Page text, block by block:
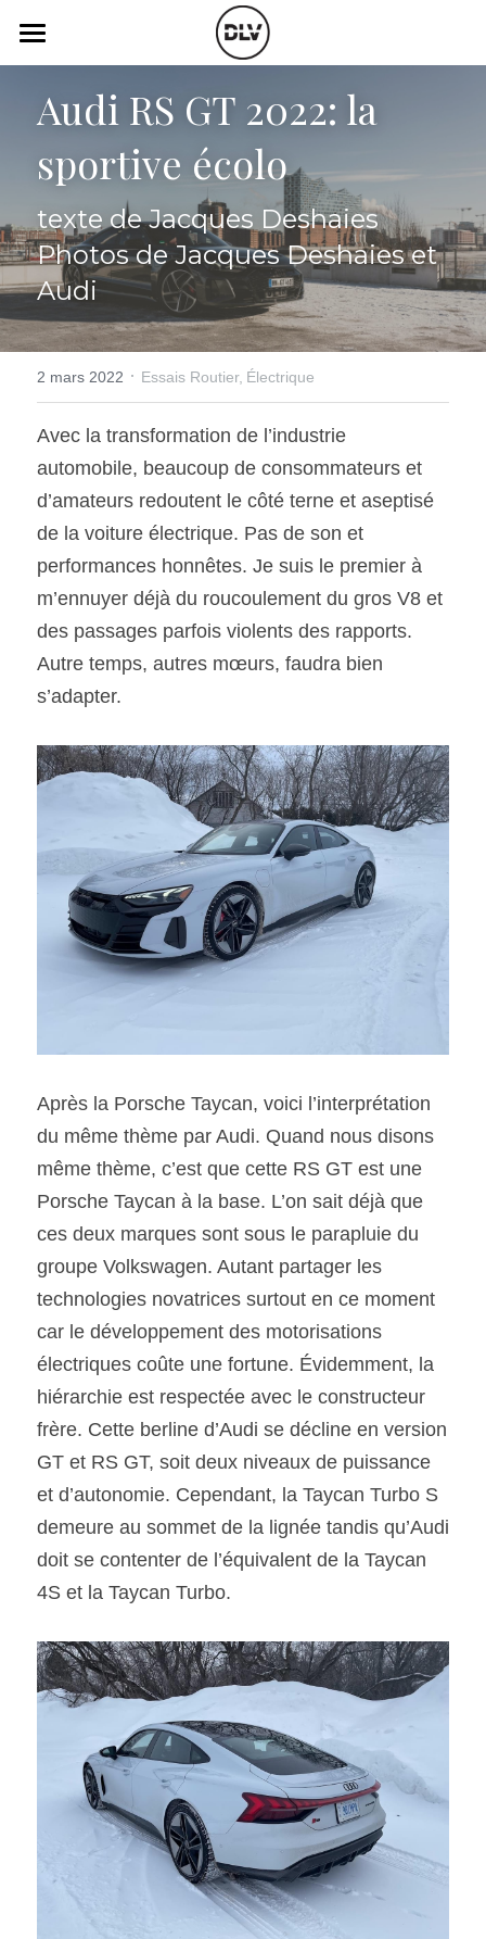
Actualité Auto
Électrique
Histoire de chars
Art Automobile
Essais Routier
Opinion
Vidéo
Podcast
Radio FM
Télé RDS
Simulateur
Assurance
Rechercher
SOUMISSION RAPIDE
ASSURANCE
Audi RS GT 2022: la
sportive écolo
texte de Jacques Deshaies
Photos de Jacques Deshaies et
Audi
2 mars 2022 · Essais Routier, Électrique
Avec la transformation de l’industrie
automobile, beaucoup de consommateurs et
d’amateurs redoutent le côté terne et aseptisé
de la voiture électrique. Pas de son et
performances honnêtes. Je suis le premier à
m’ennuyer déjà du roucoulement du gros V8 et
des passages parfois violents des rapports.
Autre temps, autres mœurs, faudra bien
s’adapter.
Après la Porsche Taycan, voici l’interprétation
du même thème par Audi. Quand nous disons
même thème, c’est que cette RS GT est une
Porsche Taycan à la base. L’on sait déjà que
ces deux marques sont sous le parapluie du
groupe Volkswagen. Autant partager les
technologies novatrices surtout en ce moment
car le développement des motorisations
électriques coûte une fortune. Évidemment, la
hiérarchie est respectée avec le constructeur
frère. Cette berline d’Audi se décline en version
GT et RS GT, soit deux niveaux de puissance
et d’autonomie. Cependant, la Taycan Turbo S
demeure au sommet de la lignée tandis qu’Audi
doit se contenter de l’équivalent de la Taycan
4S et la Taycan Turbo.
LES CATÉGORIES DE LA BOUTIQUE
Toutes les catégories